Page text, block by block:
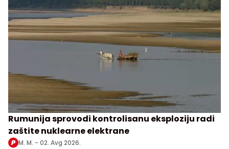
Rumunija sprovodi kontrolisanu eksploziju radi
zaštite nuklearne elektrane
M. M. - 02. Avg 2026.